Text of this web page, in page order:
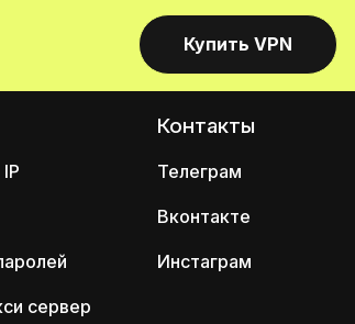
Купить VPN
сервер
Контакты
Телеграм
Вконтакте
Инстаграм